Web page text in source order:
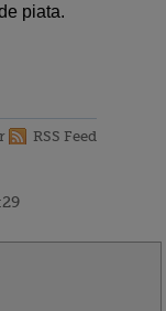
piata.
RSS Feed